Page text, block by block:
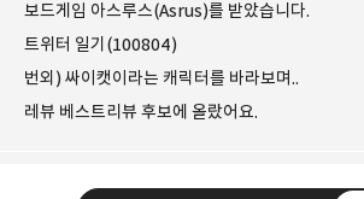
보드게임 아스루스(Asrus)를 받았습니다.
트위터 일기(100804)
번외) 싸이캣이라는 캐릭터를 바라보며..
레뷰 베스트리뷰 후보에 올랐어요.